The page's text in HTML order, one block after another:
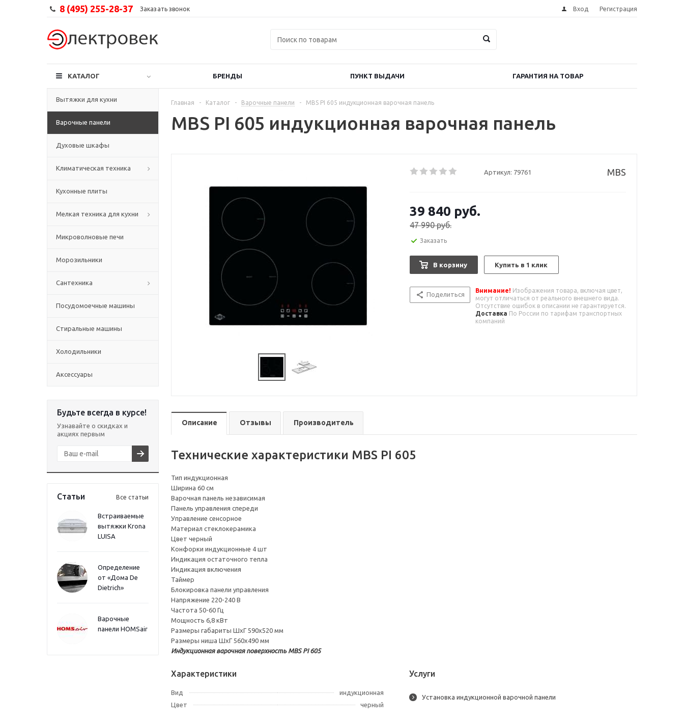
8 (495) 255-28-37 Заказать звонок Вход Регистрация
КАТАЛОГ БРЕНДЫ ПУНКТ ВЫДАЧИ ГАРАНТИЯ НА ТОВАР
Вытяжки для кухни
Варочные панели
Духовые шкафы
Климатическая техника
Кухонные плиты
Мелкая техника для кухни
Микроволновые печи
Морозильники
Сантехника
Посудомоечные машины
Стиральные машины
Холодильники
Аксессуары
Будьте всегда в курсе!
Узнавайте о скидках и
акциях первым
Статьи Все статьи
Встраиваемые
вытяжки Krona
LUISA
Определение
от «Дома De
Dietrich»
Варочные
панели HOMSair
Главная - Каталог - Варочные панели - MBS PI 605 индукционная варочная панель
MBS PI 605 индукционная варочная панель
Артикул: 79761 MBS
39 840 руб.
47 990руб.
Заказать
В корзину Купить в 1 клик
Поделиться
Внимание! Изображения товара, включая цвет,
могут отличаться от реального внешнего вида.
Отсутствие ошибок в описании не гарантируется.
Доставка По России по тарифам транспортных
компаний
Описание Отзывы Производитель
Технические характеристики MBS PI 605
Тип индукционная
Ширина 60 см
Варочная панель независимая
Панель управления спереди
Управление сенсорное
Материал стеклокерамика
Цвет черный
Конфорки индукционные 4 шт
Индикация остаточного тепла
Индикация включения
Таймер
Блокировка панели управления
Напряжение 220-240 В
Частота 50-60 Гц
Мощность 6,8 кВт
Размеры габариты ШхГ 590х520 мм
Размеры ниша ШхГ 560х490 мм
Индукционная варочная поверхность MBS PI 605
Характеристики
Вид
индукционная
Цвет
черный
Услуги
Установка индукционной варочной панели